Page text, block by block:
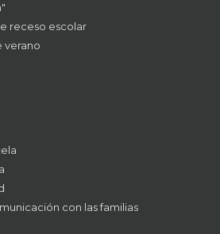
receso escolar
verano
con las familias